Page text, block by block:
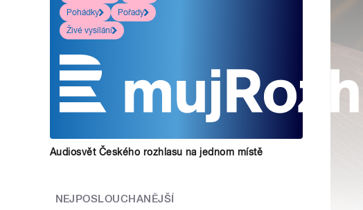
Pohádky
Pořady
Živé vysílání
Audiosvět Českého rozhlasu na jednom místě
NEJPOSLOUCHANĚJŠÍ